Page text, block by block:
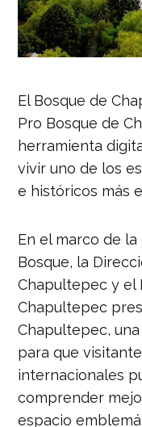
El Bosque de
Pro Bosque de
herramienta
vivir uno de los
e históricos más
En el marco de
Bosque, la
Chapultepec y el
Chapultepec
Chapultepec,
para que
internacionales
comprender
espacio